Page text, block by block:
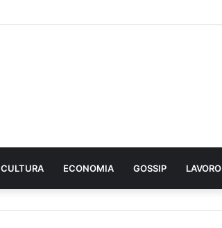
CULTURA ECONOMIA GOSSIP LAVORO